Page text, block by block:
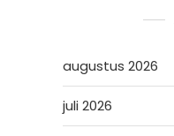
augustus 2026
juli 2026